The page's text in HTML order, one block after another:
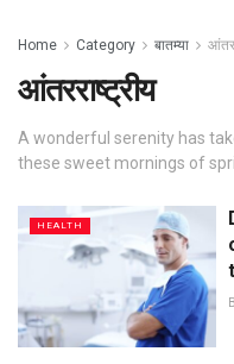
Home Category बातम्या
आंतरराष्ट्रीय
A wonderful serenity has
these sweet mornings of
HEALTH